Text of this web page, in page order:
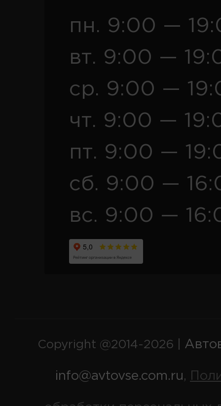
пн. 9:00 —
вт. 9:00 —
ср. 9:00 —
чт. 9:00 —
пт. 9:00 —
сб. 9:00 —
вс. 9:00 —
Copyright @2014-2026 |
info@avtovse.com.ru,